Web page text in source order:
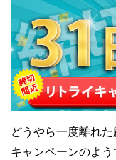
どうやら一度離れ
キャンペーンのよう